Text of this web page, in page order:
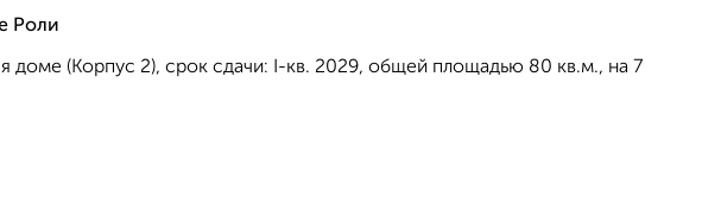
Роли
доме (Корпус 2), срок сдачи: I-кв. 2029, общей площадью 80 кв.м., на 7